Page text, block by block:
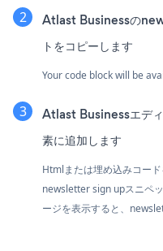
Atlast Businessの
トをコピーします
Your code block will be
Atlast Businessエデ
素に追加します
Htmlまたは埋め込みコー
newsletter sign upスニペ
ージを表示すると、